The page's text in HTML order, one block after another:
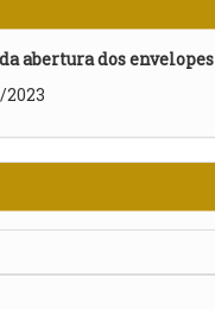
abertura dos envelopes
2023